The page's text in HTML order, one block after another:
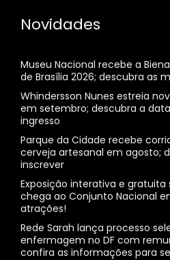
Novidades
Museu Nacional recebe a
de Brasília 2026; descubra as
Whindersson Nunes estreia
em setembro; descubra a
ingresso
Parque da Cidade recebe
cerveja artesanal em agosto;
inscrever
Exposição interativa e
chega ao Conjunto Nacional
atrações!
Rede Sarah lança processo
enfermagem no DF com
confira as informações para